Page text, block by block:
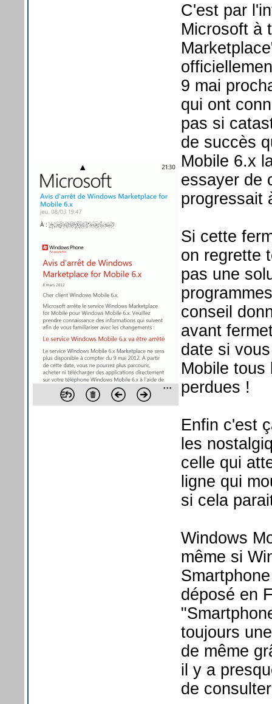
C'est par
Microsoft à
9 mai
qui ont
pas si
de succès
Mobile 6.x
essayer de
progressait
Si cette
on regrette
pas une
conseil
avant
date si
Mobile tous
perdues !
Enfin c'est
les
celle qui
ligne qui
si cela
Windows
même si
déposé en
toujours
de même
il y a
de